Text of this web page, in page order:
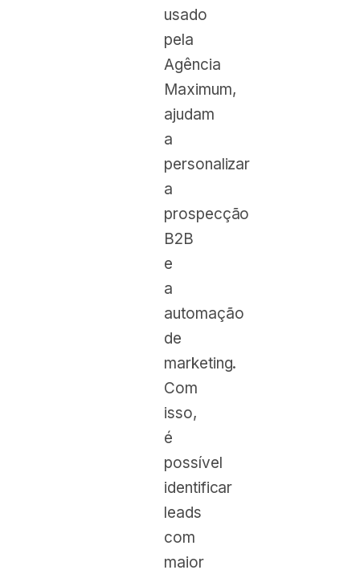
usado
pela
Agência
Maximum,
ajudam
a
personalizar
a
prospecção
B2B
e
a
automação
de
marketing.
Com
isso,
é
possível
identificar
leads
com
maior